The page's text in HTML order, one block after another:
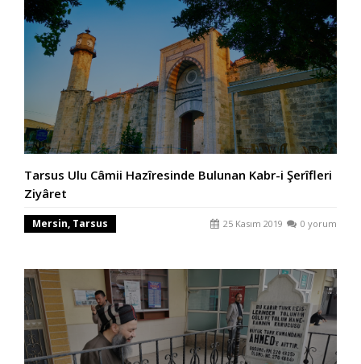
Tarsus Ulu Câmii Hazîresinde Bulunan Kabr-i Şerîfleri
Ziyâret
Mersin, Tarsus 25 Kasım 2019 0 yorum